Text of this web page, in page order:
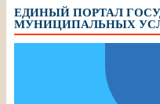
ЕДИНЫЙ ПОРТАЛ
МУНИЦИПАЛЬНЫХ